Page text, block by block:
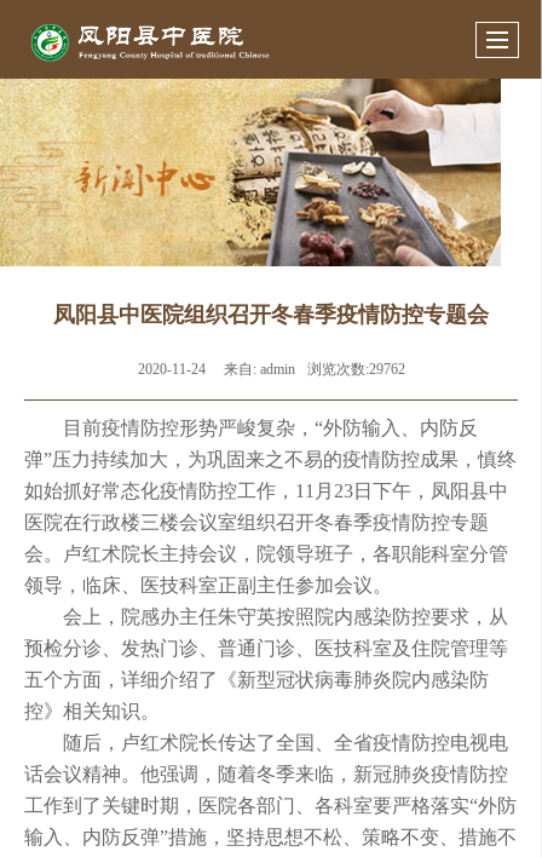
凤阳县中医院组织召开冬春季疫情防控专题会
2020-11-24 来自: admin 浏览次数:29762
目前疫情防控形势严峻复杂，“外防输入、内防反
弹”压力持续加大，为巩固来之不易的疫情防控成果，慎终
如始抓好常态化疫情防控工作， 11 月 23日下午，凤阳县中
医院在行政楼三楼会议室组织召开冬春季疫情防控专题
会。卢红术院长主持会议，院领导班子，各职能科室分管
领导，临床、医技科室正副主任参加会议。
会上，院感办主任朱守英按照院内感染防控要求，从
预检分诊、发热门诊、普通门诊、医技科室及住院管理等
五个方面，详细介绍了《新型冠状病毒肺炎院内感染防
控》相关知识。
随后，卢红术院长传达了全国、全省疫情防控电视电
话会议精神。他强调，随着冬季来临，新冠肺炎疫情防控
工作到了关键时期，医院各部门、各科室要严格落实“外防
输入、内防反弹”措施，坚持思想不松、策略不变、措施不